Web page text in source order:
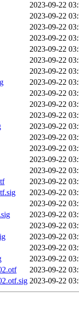
2023-09-22
2023-09-22
2023-09-22
2023-09-22
2023-09-22
2023-09-22
2023-09-22
2023-09-22
2023-09-22
2023-09-22
2023-09-22
2023-09-22
2023-09-22
2023-09-22
2023-09-22
2023-09-22
2023-09-22
2023-09-22
2023-09-22
2023-09-22
2023-09-22
2023-09-22
2023-09-22
2023-09-22
2023-09-22
2023-09-22